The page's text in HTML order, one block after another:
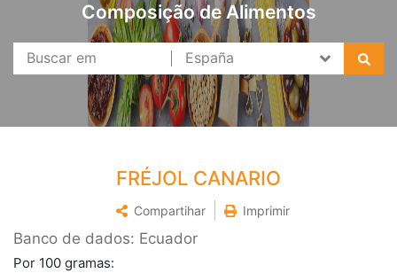
Composição de Alimentos
FRÉJOL CANARIO
Compartihar Imprimir
Banco de dados: Ecuador
Por 100 gramas: